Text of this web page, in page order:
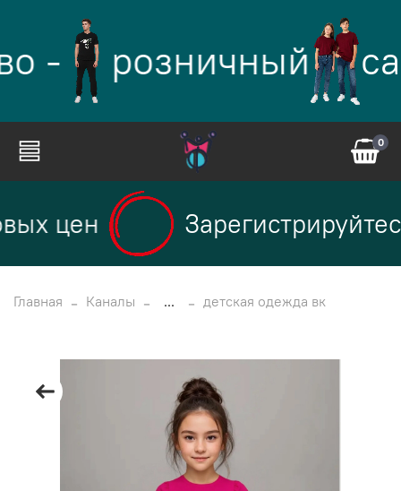
- розничный
0
цен
Главная Каналы ... детская одежда вк